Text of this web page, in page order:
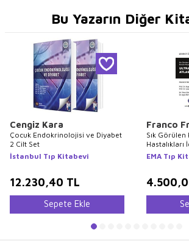
Bu Yazarın Diğer
Cengiz Kara
Çocuk Endokrinolojisi ve Diyabet
2 Cilt Set
İstanbul Tıp Kitabevi
12.230,40 TL
Sepete Ekle
Franco
Sık
Atlas
EMA Tıp